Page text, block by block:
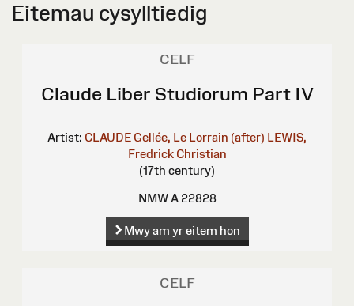
Eitemau cysylltiedig
CELF
Claude Liber Studiorum Part IV
Artist: CLAUDE Gellée, Le Lorrain (after) LEWIS,
Fredrick Christian
(17th century)
NMW A 22828
Mwy am yr eitem hon
CELF